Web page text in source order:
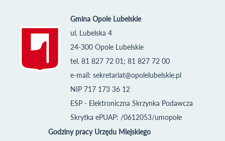
Gmina Opole Lubelskie
ul. Lubelska 4
24-300 Opole Lubelskie
tel. 81 827 72 01; 81 827 72 00
e-mail: sekretariat@opolelubelskie.pl
NIP 717 173 36 12
ESP - Elektroniczna Skrzynka Podawcza
Skrytka ePUAP: /0612053/umopole
Godziny pracy Urzędu Miejskiego